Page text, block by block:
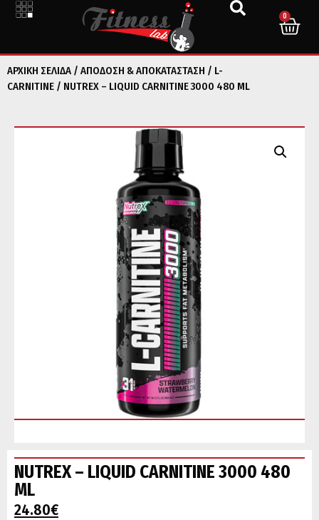
0
ΑΡΧΙΚΉ ΣΕΛΊΔΑ / ΑΠΟΔΟΣΗ & ΑΠΟΚΑΤΑΣΤΑΣΗ / L-
CARNITINE / NUTREX – LIQUID CARNITINE 3000 480 ML
NUTREX – LIQUID CARNITINE 3000 480
ML
24.80€